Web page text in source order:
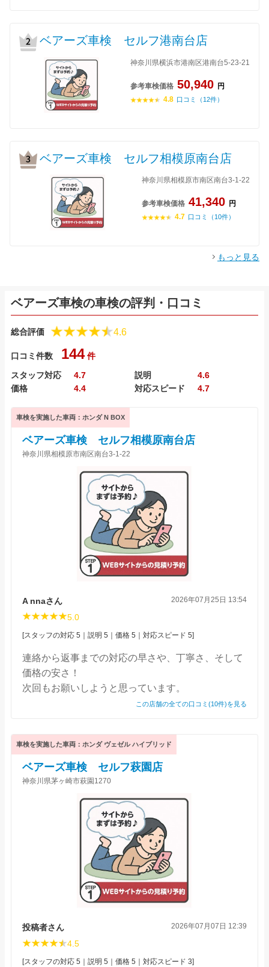
ベアーズ車検 セルフ港南台店
神奈川県横浜市港南区港南台5-23-21
参考車検価格 50,940 円
4.8 口コミ（12件）
ベアーズ車検 セルフ相模原南台店
神奈川県相模原市南区南台3-1-22
参考車検価格 41,340 円
4.7 口コミ（10件）
もっと見る
ベアーズ車検の車検の評判・口コミ
総合評価 4.6
口コミ件数 144 件
スタッフ対応
4.7 説明
4.6
価格
4.4 対応スピード 4.7
車検を実施した車両：ホンダ N BOX
ベアーズ車検 セルフ相模原南台店
神奈川県相模原市南区南台3-1-22
A nnaさん 2026年07月25日 13:54
5.0
[スタッフの対応 5｜説明 5｜価格 5｜対応スピード 5]
連絡から返事までの対応の早さや、丁寧さ、そして
価格の安さ！
次回もお願いしようと思っています。
この店舗の全ての口コミ(10件)を見る
車検を実施した車両：ホンダ ヴェゼル ハイブリッド
ベアーズ車検 セルフ萩園店
神奈川県茅ヶ崎市萩園1270
投稿者さん 2026年07月07日 12:39
4.5
[スタッフの対応 5｜説明 5｜価格 5｜対応スピード 3]